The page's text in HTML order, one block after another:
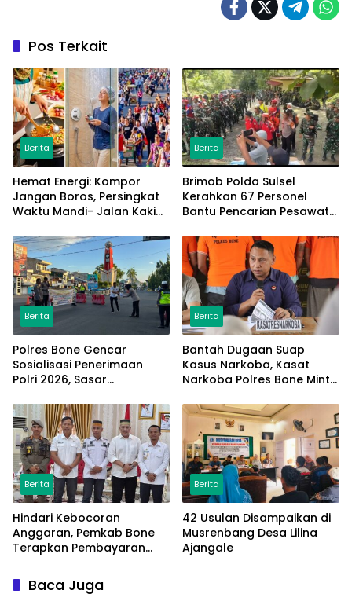
Pos Terkait
Berita
Hemat Energi: Kompor
Jangan Boros, Persingkat
Waktu Mandi- Jalan Kaki
Berita
Brimob Polda Sulsel
Kerahkan 67 Personel
Bantu Pencarian Pesawat
Berita
Polres Bone Gencar
Sosialisasi Penerimaan
Polri 2026, Sasar
Berita
Bantah Dugaan Suap
Kasus Narkoba, Kasat
Narkoba Polres Bone Minta
Berita
Hindari Kebocoran
Anggaran, Pemkab Bone
Terapkan Pembayaran
QRIS
Berita
42 Usulan Disampaikan di
Musrenbang Desa Lilina
Ajangale
Baca Juga